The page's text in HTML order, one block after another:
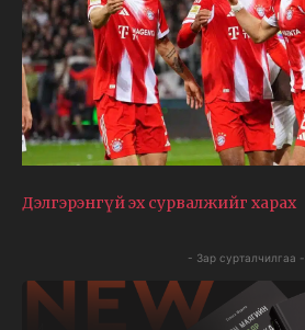
Дэлгэрэнгүй эх сурвалжийг харах
- Зар сурталчилгаа -